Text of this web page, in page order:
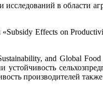
в области
Effects on
and Global Food
устойчивость
производителей